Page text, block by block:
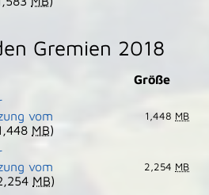
Gremien 2018
Größe
vom
MB)
1,448 MB
vom
MB)
2,254 MB